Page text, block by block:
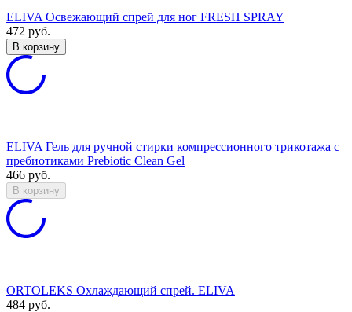
ELIVA Освежающий спрей для ног FRESH SPRAY
472 руб.
В корзину
ELIVA Гель для ручной стирки компрессионного трикотажа с
пребиотиками Prebiotic Clean Gel
466 руб.
В корзину
ORTOLEKS Охлаждающий спрей. ELIVA
484 руб.